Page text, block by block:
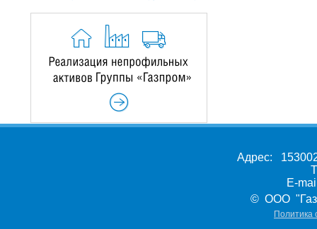
Адрес:
E-
© ООО
Политика